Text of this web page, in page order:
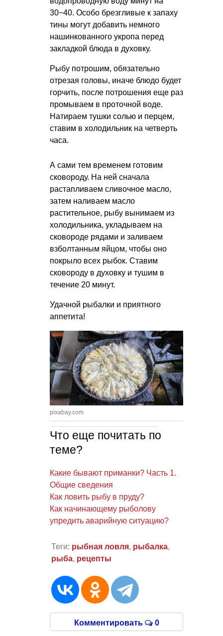
30−40. Особо брезгливые к запаху
тины могут добавить немного
нашинкованного укропа перед
закладкой блюда в духовку.
Рыбу потрошим, обязательно
отрезая головы, иначе блюдо будет
горчить, после потрошения еще раз
промываем в проточной воде.
Натираем тушки солью и перцем,
ставим в холодильник на четверть
часа.
А сами тем временем готовим
сковороду. На ней сначала
растапливаем сливочное масло,
затем наливаем масло
растительное, рыбу вынимаем из
холодильника, укладываем на
сковороде рядами и заливаем
взболтанным яйцом, чтобы оно
покрыло всех рыбок. Ставим
сковороду в духовку и тушим в
течение 20 минут.
Удачной рыбалки и приятного
аппетита!
pixabay.com
Что еще почитать по
теме?
Какие бывают приманки? Часть 1.
Общие сведения
Как ловить рыбу в пруду?
Как начинающему рыболову
упредить аварийную ситуацию?
Теги: рыбная ловля, рыбалка,
рыба, рецепты
Комментировать 0